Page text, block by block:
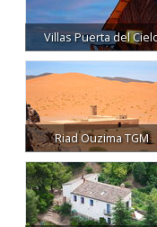
Villas Puerta del
Riad Ouzima TGM